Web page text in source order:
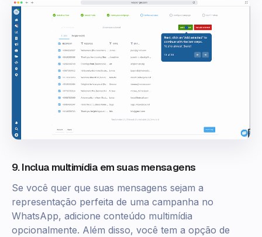
9. Inclua multimídia em suas mensagens
Se você quer que suas mensagens sejam a
representação perfeita de uma campanha no
WhatsApp, adicione conteúdo multimídia
opcionalmente. Além disso, você tem a opção de